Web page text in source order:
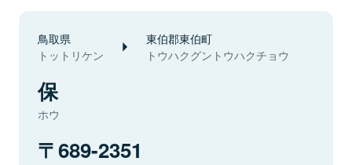
鳥取県
トットリケン
東伯郡東伯町
トウハクグントウハクチョウ
保
ホウ
689-2351